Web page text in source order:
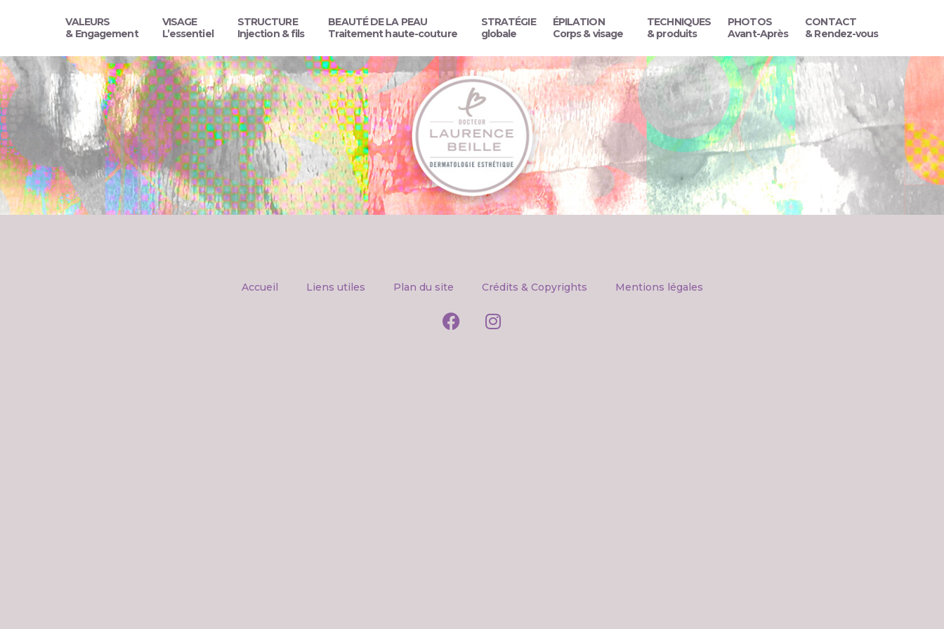
VALEURS
& Engagement
VISAGE
L’essentiel
STRUCTURE
Injection & fils
BEAUTÉ DE LA PEAU
Traitement haute-couture
STRATÉGIE
globale
ÉPILATION
Corps & visage
TECHNIQUES
& produits
PHOTOS
Avant-Après
CONTACT
& Rendez-vous
Accueil Liens utiles Plan du site Crédits & Copyrights Mentions légales